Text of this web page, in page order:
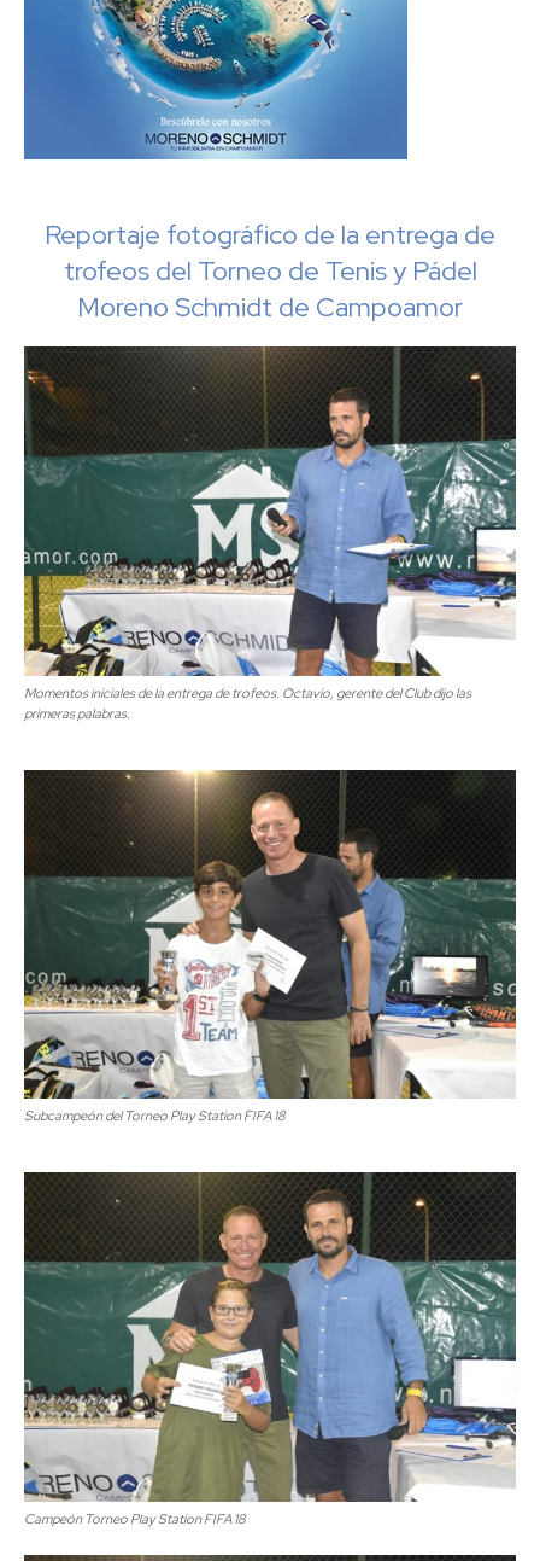
Reportaje fotográfico de la entrega de
trofeos del Torneo de Tenis y Pádel
Moreno Schmidt de Campoamor
Momentos iniciales de la entrega de trofeos. Octavio, gerente del Club dijo las
primeras palabras.
Subcampeón del Torneo Play Station FIFA 18
Campeón Torneo Play Station FIFA 18